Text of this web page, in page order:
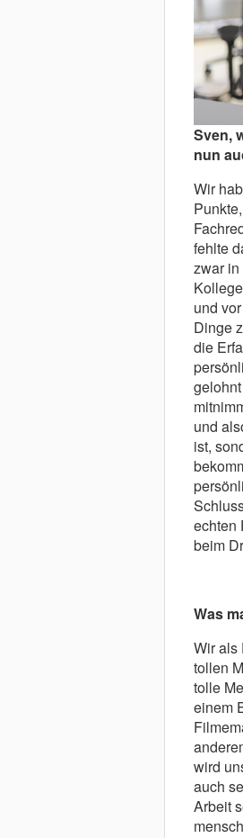
Sven,
nun
Wir
fehlte
zwar
und
Dinge
die
und
ist,
echten
beim
Was
Wir als
tollen
tolle
einem
wird
auch
Arbeit